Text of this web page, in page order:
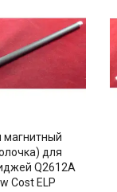
магнитный
для
Q2612A
Cost ELP